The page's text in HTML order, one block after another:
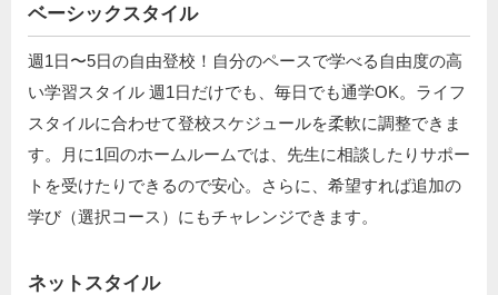
ベーシックスタイル
週1日〜5日の自由登校！自分のペースで学べる自由度の高
い学習スタイル 週1日だけでも、毎日でも通学OK。ライフ
スタイルに合わせて登校スケジュールを柔軟に調整できま
す。月に1回のホームルームでは、先生に相談したりサポー
トを受けたりできるので安心。さらに、希望すれば追加の
学び（選択コース）にもチャレンジできます。
ネットスタイル